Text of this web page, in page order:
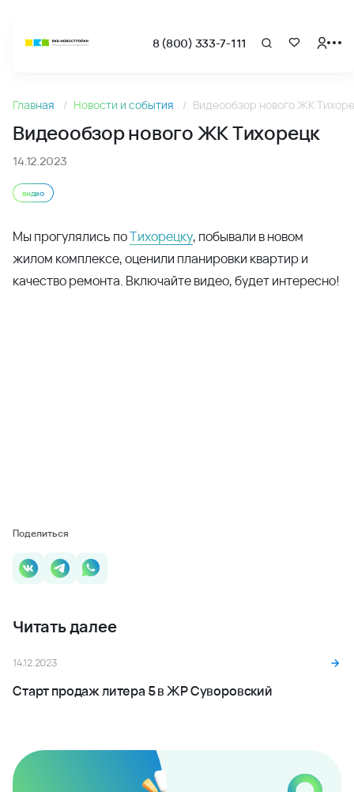
8 (800) 333-7-111
Новости
Главная Новости и события Видеообзор нового ЖК
Видеообзор нового ЖК Тихорецк
14.12.2023
видео
Мы прогулялись поТихорецку, побывали в новом
жилом комплексе, оценили планировки квартир и
качество ремонта. Включайте видео, будет интересно!
Поделиться
Читать далее
14.12.2023
Старт продаж литера 5 в ЖР Суворовский